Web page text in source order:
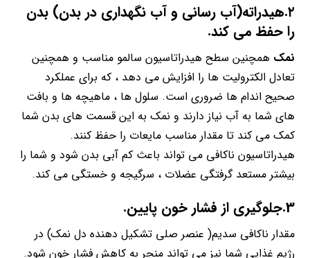
۲.هیدراته(آب رسانی و آب نگهداری در بدن) بدن
را حفظ می کند.
نمک همچنین سطح هیدراتاسیون سالمو مناسب و همچنین
تعادل الکترولیت ها را افزایش می دهد ، که برای عملکرد
صحیح اندام ها ضروری است. سلول ها ، ماهیچه ها و بافت
های شما به آب نیاز دارند و نمک به این قسمت های بدن شما
کمک می کند تا مقدار مناسب مایعات را حفظ کنند.
هیدراتاسیون ناکافی می تواند باعث کم آبی بدن شود و شما را
بیشتر مستعد گرفتگی عضلات ، سرگیجه و خستگی می کند.
3.جلوگیری از فشار خون پایین.
مقدار ناکافی سدیم( عنصر صلی تشکیل دهنده دل نمک) در
رژیم غذایی شما نیز می تواند منجر به کاهش فشار خون شود.